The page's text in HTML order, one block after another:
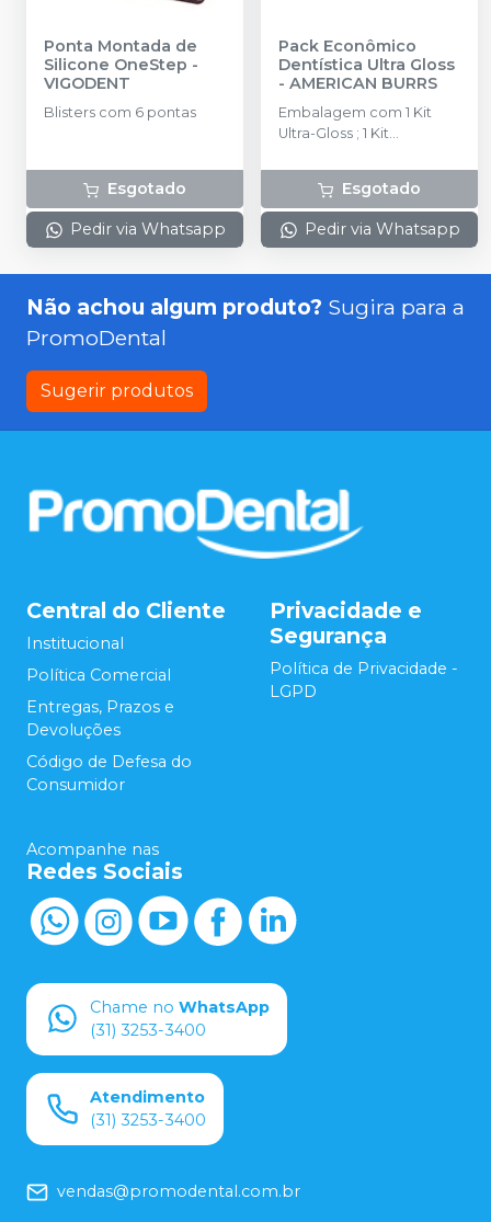
Ponta Montada de
Silicone OneStep -
VIGODENT
Blisters com 6 pontas
Esgotado
Pedir via Whatsapp
Pack Econômico
Dentística Ultra Gloss
- AMERICAN BURRS
Embalagem com 1 Kit
Ultra-Gloss ; 1 Kit
Oxistripe; 1 Polistripe ; 2
Colorbrush.Esgotado
Pedir via Whatsapp
Não achou algum produto? Sugira para a
PromoDental
Sugerir produtos
Central do Cliente
Institucional
Política Comercial
Entregas, Prazos e
Devoluções
Código de Defesa do
Consumidor
Privacidade e
Segurança
Política de Privacidade -
LGPD
Acompanhe nas
Redes Sociais
Chame no WhatsApp
(31) 3253-3400
Atendimento
(31) 3253-3400
vendas@promodental.com.br